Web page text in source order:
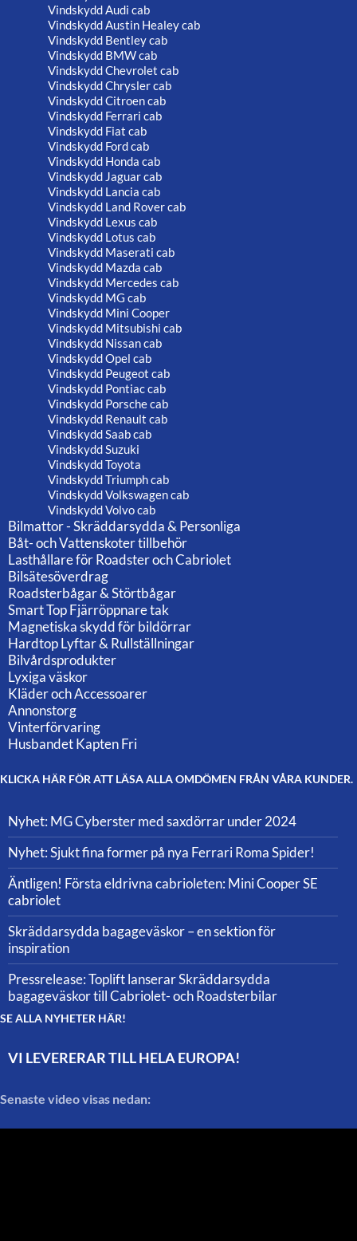
Vindskydd Audi cab
Vindskydd Austin Healey cab
Vindskydd Bentley cab
Vindskydd BMW cab
Vindskydd Chevrolet cab
Vindskydd Chrysler cab
Vindskydd Citroen cab
Vindskydd Ferrari cab
Vindskydd Fiat cab
Vindskydd Ford cab
Vindskydd Honda cab
Vindskydd Jaguar cab
Vindskydd Lancia cab
Vindskydd Land Rover cab
Vindskydd Lexus cab
Vindskydd Lotus cab
Vindskydd Maserati cab
Vindskydd Mazda cab
Vindskydd Mercedes cab
Vindskydd MG cab
Vindskydd Mini Cooper
Vindskydd Mitsubishi cab
Vindskydd Nissan cab
Vindskydd Opel cab
Vindskydd Peugeot cab
Vindskydd Pontiac cab
Vindskydd Porsche cab
Vindskydd Renault cab
Vindskydd Saab cab
Vindskydd Suzuki
Vindskydd Toyota
Vindskydd Triumph cab
Vindskydd Volkswagen cab
Vindskydd Volvo cab
Bilmattor - Skräddarsydda & Personliga
Båt- och Vattenskoter tillbehör
Lasthållare för Roadster och Cabriolet
Bilsätesöverdrag
Roadsterbågar & Störtbågar
Smart Top Fjärröppnare tak
Magnetiska skydd för bildörrar
Hardtop Lyftar & Rullställningar
Bilvårdsprodukter
Lyxiga väskor
Kläder och Accessoarer
Annonstorg
Vinterförvaring
Husbandet Kapten Fri
KLICKA HÄR FÖR ATT LÄSA ALLA OMDÖMEN FRÅN VÅRA KUNDER.
Nyhet: MG Cyberster med saxdörrar under 2024
Nyhet: Sjukt fina former på nya Ferrari Roma Spider!
Äntligen! Första eldrivna cabrioleten: Mini Cooper SE
cabriolet
Skräddarsydda bagageväskor – en sektion för
inspiration
Pressrelease: Toplift lanserar Skräddarsydda
bagageväskor till Cabriolet- och Roadsterbilar
SE ALLA NYHETER HÄR!
VI LEVERERAR TILL HELA EUROPA!
Senaste video visas nedan: